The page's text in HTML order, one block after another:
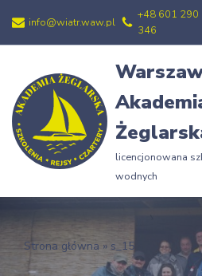
Przejdź
treści
info@wiatr.waw.pl
+48 601 290
346
licencjonowana
wodnych
Strona główna » s_15